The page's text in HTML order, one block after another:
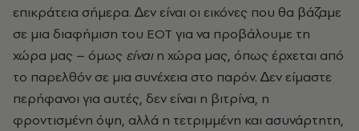
επικράτεια σήµερα. ∆εν είναι οι εικόνες που θα βάζαµε
σε µια διαφήµιση του ΕΟΤ για να προβάλουµε τη
χώρα µας – όµως είναιη χώρα µας, όπως έρχεται από
το παρελθόν σε µια συνέχεια στο παρόν. ∆εν είµαστε
περήφανοι για αυτές, δεν είναι η βιτρίνα, η
φροντισµένη όψη, αλλά η τετριµµένη και ασυνάρτητη,